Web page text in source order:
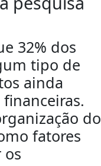
32% dos
tipo de
ainda
do
fatores
os